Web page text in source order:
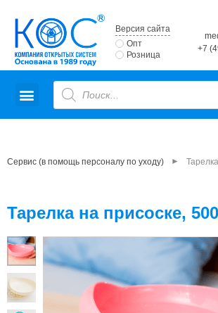
Версия сайта
Опт
Розница
+7
Сервис (в помощь персоналу по уходу) ►
Тарелка на присоске,